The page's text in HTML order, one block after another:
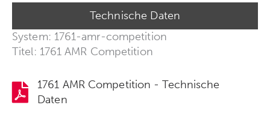
Technische Daten
System: 1761-amr-competition
Titel: 1761 AMR Competition
1761 AMR Competition - Technische
Daten